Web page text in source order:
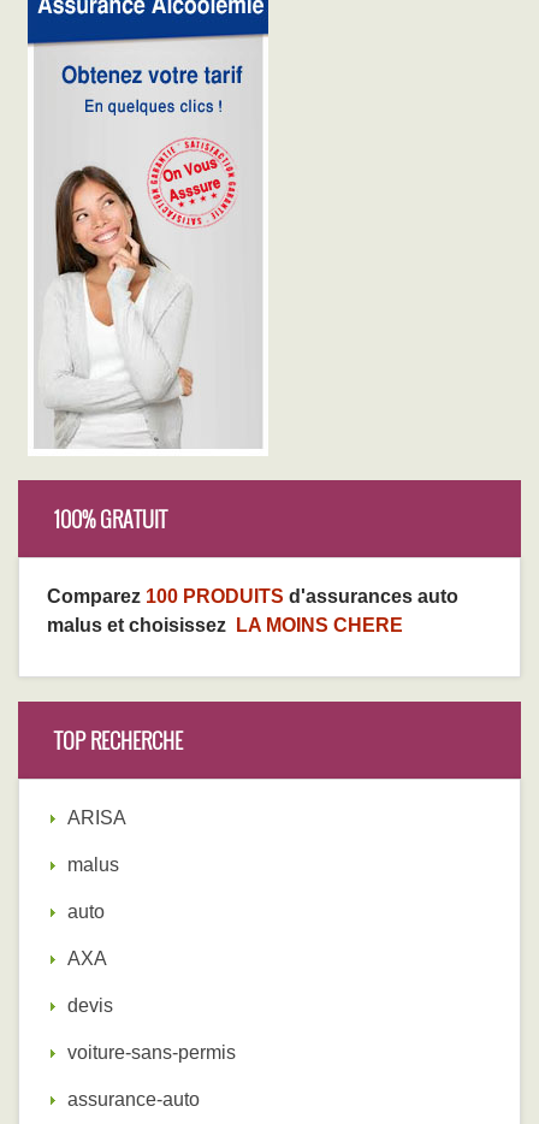
100% GRATUIT
Comparez 100 PRODUITS d'assurances auto
malus et choisissez
LA MOINS CHERE
TOP RECHERCHE
ARISA
malus
auto
AXA
devis
voiture-sans-permis
assurance-auto